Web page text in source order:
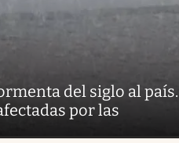
del siglo al país.
por las